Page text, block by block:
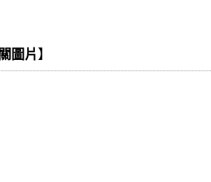
圖片 】